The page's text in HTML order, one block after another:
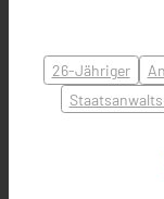
26-Jähriger